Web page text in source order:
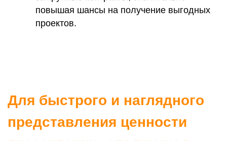
повышая шансы на получение выгодных
проектов.